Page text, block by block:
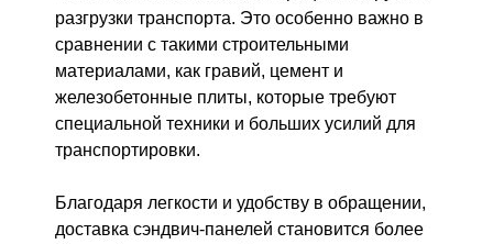
разгрузки транспорта. Это особенно важно в
сравнении с такими строительными
материалами, как гравий, цемент и
железобетонные плиты, которые требуют
специальной техники и больших усилий для
транспортировки.
Благодаря легкости и удобству в обращении,
доставка сэндвич-панелей становится более